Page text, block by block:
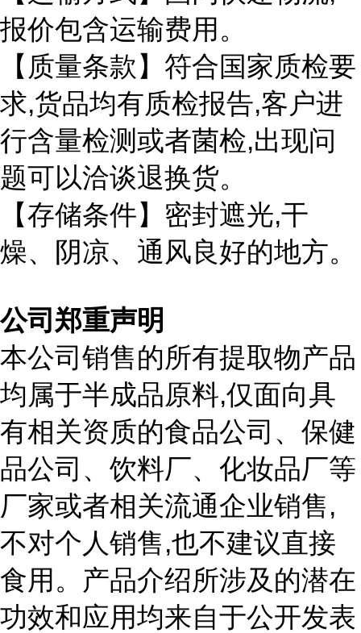
报价包含运输费用。
【质量条款】符合国家质检要
求,货品均有质检报告,客户进
行含量检测或者菌检,出现问
题可以洽谈退换货。
【存储条件】密封遮光,干
燥、阴凉、通风良好的地方。
公司郑重声明
本公司销售的所有提取物产品
均属于半成品原料,仅面向具
有相关资质的食品公司、保健
品公司、饮料厂、化妆品厂等
厂家或者相关流通企业销售,
不对个人销售,也不建议直接
食用。产品介绍所涉及的潜在
功效和应用均来自于公开发表